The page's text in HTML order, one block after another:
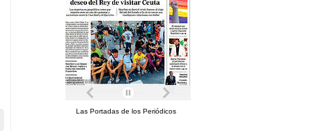
Las Portadas de los Periódicos